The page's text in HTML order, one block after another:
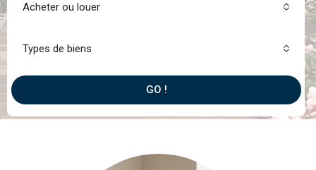
Acheter ou louer
Types de biens
GO !